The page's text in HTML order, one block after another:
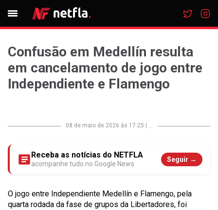
Confusão em Medellín resulta
em cancelamento de jogo entre
Independiente e Flamengo
08 de maio de 2026 às 17:25 ...
Receba as notícias do NETFLA
acompanhe tudo no Google News
Seguir →
O jogo entre Independiente Medellín e Flamengo, pela
quarta rodada da fase de grupos da Libertadores, foi